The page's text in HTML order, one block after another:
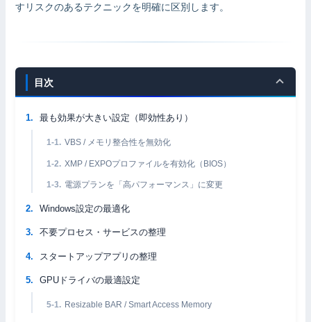
すリスクのあるテクニックを明確に区別します。
目次
最も効果が大きい設定（即効性あり）
VBS / メモリ整合性を無効化
XMP / EXPOプロファイルを有効化（BIOS）
電源プランを「高パフォーマンス」に変更
Windows設定の最適化
不要プロセス・サービスの整理
スタートアップアプリの整理
GPUドライバの最適設定
Resizable BAR / Smart Access Memory